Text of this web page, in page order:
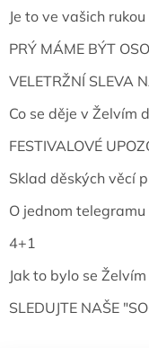
Je to ve vašich rukou
PRÝ MÁME BÝT
VELETRŽNÍ SLEVA
Co se děje v Želvím
FESTIVALOVÉ
Sklad děských věcí
O jednom telegramu
4+1
Jak to bylo se
SLEDUJTE NAŠE